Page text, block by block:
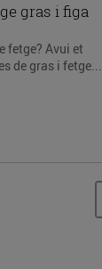
gras i figa
fetge? Avui et
de gras i fetge...